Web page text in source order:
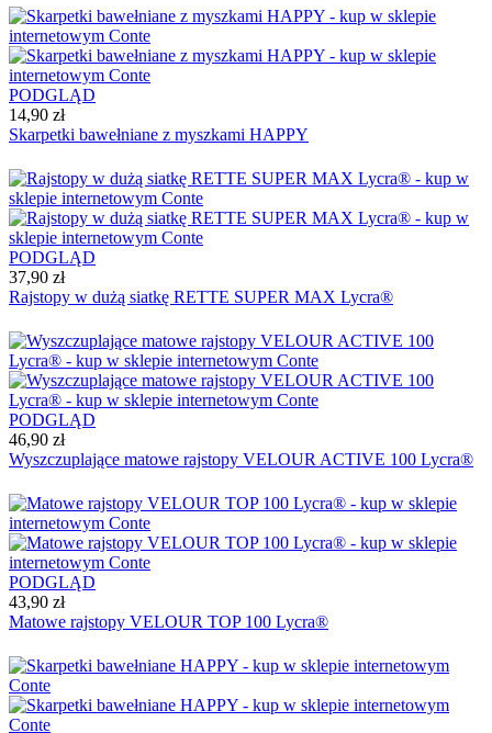
PODGLĄD
14,90 zł
Skarpetki bawełniane z myszkami HAPPY
PODGLĄD
37,90 zł
Rajstopy w dużą siatkę RETTE SUPER MAX Lycra®
PODGLĄD
46,90 zł
Wyszczuplające matowe rajstopy VELOUR ACTIVE 100 Lycra®
PODGLĄD
43,90 zł
Matowe rajstopy VELOUR TOP 100 Lycra®